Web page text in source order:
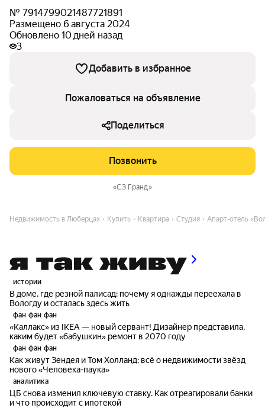
№ 7914799021487721891
Размещено 6 августа 2024
Обновлено 10 дней назад
3
Добавить в избранное
Пожаловаться на объявление
Поделиться
Позвонить
«СЗ Гранд»
Недвижимость в Люберцах Купить Квартира Студия Апарт-отель
истории
В доме, где резной палисад: почему я однажды переехала в
Вологду и осталась здесь жить
фан фан фан
«Каллакс» из IKEA — новый сервант! Дизайнер представила,
каким будет «бабушкин» ремонт в 2070 году
фан фан фан
Как живут Зендея и Том Холланд: всё о недвижимости звёзд
нового «Человека-паука»
аналитика
ЦБ снова изменил ключевую ставку. Как отреагировали банки
и что происходит с ипотекой